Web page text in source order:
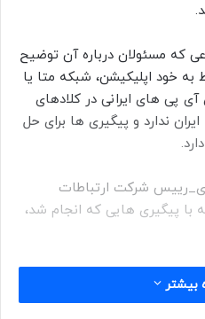
که مسئولان درباره آن توضیح
به خود اپلیکیشن، شبکه متا یا
پی های ایرانی در کلادهای
ندارد و پیگیری ها برای حل
شرکت ارتباطات
با پیگیری هایی که انجام شد،
برای دسترسی به بیشتر